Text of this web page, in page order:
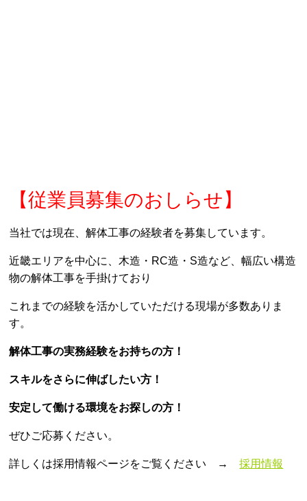
【従業員募集のおしらせ】
当社では現在、解体工事の経験者を募集しています。
近畿エリアを中心に、木造・RC造・S造など、幅広い構造
物の解体工事を手掛けており
これまでの経験を活かしていただける現場が多数ありま
す。
解体工事の実務経験をお持ちの方！
スキルをさらに伸ばしたい方！
安定して働ける環境をお探しの方！
ぜひご応募ください。
詳しくは採用情報ページをご覧ください →採用情報